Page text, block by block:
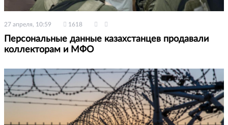
27 апреля, 10:59 1618
Персональные данные казахстанцев продавали
коллекторам и МФО